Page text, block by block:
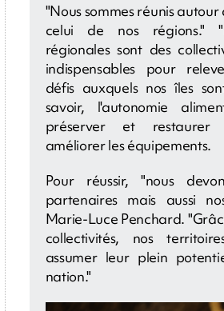
"Nous sommes réunis
celui de nos régions."
régionales sont des
indispensables pour
défis auxquels nos îles
savoir, l'autonomie
préserver et restaurer
améliorer les équipements.
Pour réussir, "nous
partenaires mais aussi
Marie-Luce Penchard.
collectivités, nos
assumer leur plein
nation."